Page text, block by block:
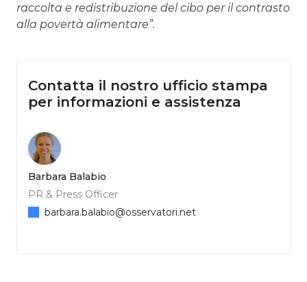
raccolta e redistribuzione del cibo per il contrasto
alla povertà alimentare”.
Contatta il nostro ufficio stampa
per informazioni e assistenza
Barbara Balabio
PR & Press Officer
barbara.balabio@osservatori.net